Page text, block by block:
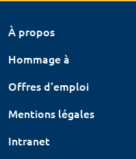
À propos
Hommage à
Offres d'emploi
Mentions légales
Intranet